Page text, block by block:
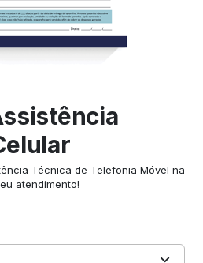
Técnica de Telefonia Móvel na
atendimento!